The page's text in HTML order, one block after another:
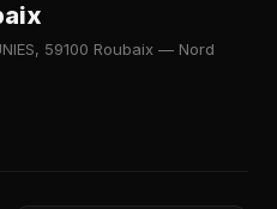
59100 Roubaix — Nord